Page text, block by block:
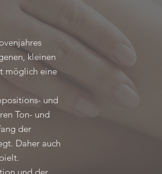
kleinen
möglich eine
und
Ton- und
der
Daher auch